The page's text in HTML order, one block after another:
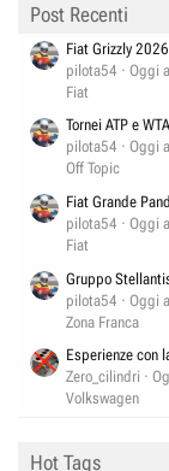
Post Recenti
Fiat Grizzly 2026
pilota54
Oggi
Fiat
Tornei ATP e
pilota54
Oggi
Off Topic
Fiat Grande
pilota54
Oggi
Fiat
Gruppo
pilota54
Oggi
Zona Franca
Esperienze con
Zero_cilindri
Volkswagen
Hot Tags